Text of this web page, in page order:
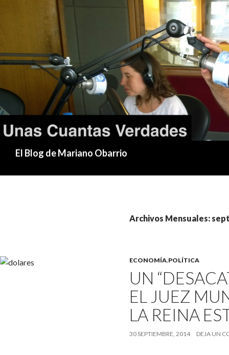
El Blog de Mariano Obarrio
Archivos Mensuales:
ECONOMÍA,POLÍTICA
UN
EL JUEZ
LA REINA
30 SEPTIEMBRE, 2014 DEJA UN